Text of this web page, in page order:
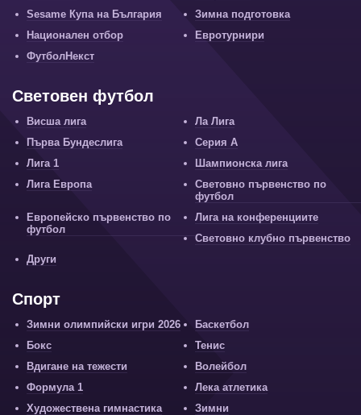
Sesame Купа на България
Зимна подготовка
Национален отбор
Евротурнири
ФутболНекст
Световен футбол
Висша лига
Ла Лига
Първа Бундеслига
Серия А
Лига 1
Шампионска лига
Лига Европа
Световно първенство по
футбол
Европейско първенство по
футбол
Лига на конференциите
Световно клубно първенство
Други
Спорт
Зимни олимпийски игри 2026
Баскетбол
Бокс
Тенис
Вдигане на тежести
Волейбол
Формула 1
Лека атлетика
Художествена гимнастика
Зимни